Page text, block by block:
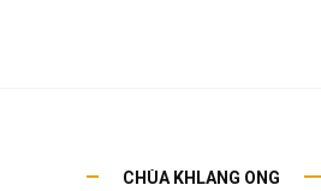
CHÙA KHLANG ONG